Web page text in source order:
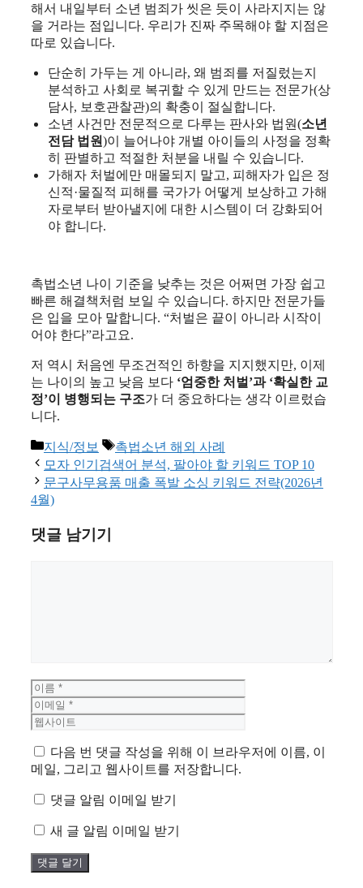
해서 내일부터 소년 범죄가 씻은 듯이 사라지지는 않
을 거라는 점입니다. 우리가 진짜 주목해야 할 지점은
따로 있습니다.
단순히 가두는 게 아니라, 왜 범죄를 저질렀는지
분석하고 사회로 복귀할 수 있게 만드는 전문가(상
담사, 보호관찰관)의 확충이 절실합니다.
소년 사건만 전문적으로 다루는 판사와 법원(소년
전담 법원)이 늘어나야 개별 아이들의 사정을 정확
히 판별하고 적절한 처분을 내릴 수 있습니다.
가해자 처벌에만 매몰되지 말고, 피해자가 입은 정
신적·물질적 피해를 국가가 어떻게 보상하고 가해
자로부터 받아낼지에 대한 시스템이 더 강화되어
야 합니다.
촉법소년 나이 기준을 낮추는 것은 어쩌면 가장 쉽고
빠른 해결책처럼 보일 수 있습니다. 하지만 전문가들
은 입을 모아 말합니다. “처벌은 끝이 아니라 시작이
어야 한다”라고요.
저 역시 처음엔 무조건적인 하향을 지지했지만, 이제
는 나이의 높고 낮음 보다 ‘엄중한 처벌’과 ‘확실한 교
정’이 병행되는 구조가 더 중요하다는 생각 이르렀습
니다.
카
테
고
리
지식/정보
태
그
촉법소년 해외 사례
모자 인기검색어 분석, 팔아야 할 키워드 TOP 10
문구사무용품 매출 폭발 소싱 키워드 전략(2026년
4월)
댓글 남기기
이
름
트
다음 번 댓글 작성을 위해 이 브라우저에 이름, 이
메일, 그리고 웹사이트를 저장합니다.
댓글 알림 이메일 받기
새 글 알림 이메일 받기